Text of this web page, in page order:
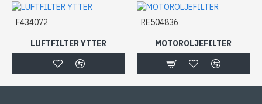
F434072
LUFTFILTER YTTER
RE504836
MOTOROLJEFILTER